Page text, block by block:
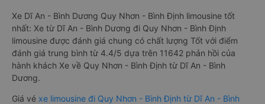
Xe Dĩ An - Bình Dương Quy Nhơn - Bình Định limousine tốt
nhất: Xe từ Dĩ An - Bình Dương đi Quy Nhơn - Bình Định
limousine được đánh giá chung có chất lượng Tốt với điểm
đánh giá trung bình từ 4.4/5 dựa trên 11642 phản hồi của
hành khách Xe về Quy Nhơn - Bình Định từ Dĩ An - Bình
Dương.
Giá vé xe limousine đi Quy Nhơn - Bình Định từ Dĩ An - Bình